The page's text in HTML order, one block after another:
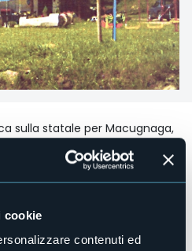
cookie
contenuti ed
sulla statale per Macugnaga,
scenario di tranquillità a